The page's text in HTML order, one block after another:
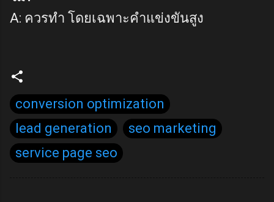
A: ควรทำ โดยเฉพาะคำแข่งขันสูง
conversion optimization
lead generation
seo marketing
service page seo